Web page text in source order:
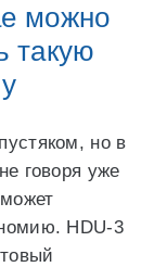
можно
такую
но в
говоря уже
HDU-3